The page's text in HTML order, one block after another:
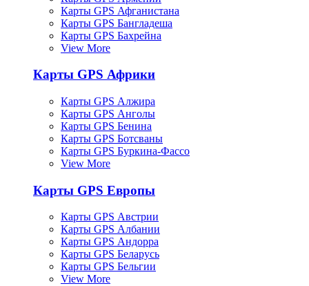
Карты GPS Афганистана
Карты GPS Бангладеша
Карты GPS Бахрейна
View More
Карты GPS Африки
Карты GPS Алжира
Карты GPS Анголы
Карты GPS Бенина
Карты GPS Ботсваны
Карты GPS Буркина-Фассо
View More
Карты GPS Европы
Карты GPS Австрии
Карты GPS Албании
Карты GPS Андорра
Карты GPS Беларусь
Карты GPS Бельгии
View More